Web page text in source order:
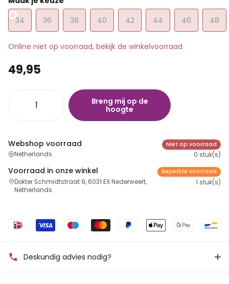
34
36 38 40 42 44 46 48
Online niet op voorraad, bekijk de winkelvoorraad
49,95
Breng mij op de
hoogte
Webshop voorraad
Netherlands
Niet op voorraad
0 stuk(s)
Voorraad in onze winkel
Dokter Schmidtstraat 9, 6031 EX Nederweert,
Netherlands
Beperkte voorraad
1 stuk(s)
Deskundig advies nodig?